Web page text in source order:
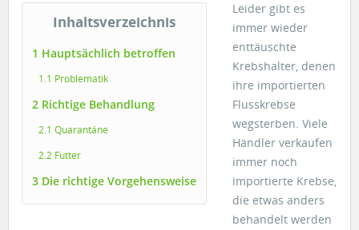
Inhaltsverzeichnis
1 Hauptsächlich betroffen
1.1 Problematik
2 Richtige Behandlung
2.1 Quarantäne
2.2 Futter
3 Die richtige Vorgehensweise
Leider gibt es
immer wieder
enttäuschte
Krebshalter, denen
ihre importierten
Flusskrebse
wegsterben. Viele
Händler verkaufen
immer noch
importierte Krebse,
die etwas anders
behandelt werden